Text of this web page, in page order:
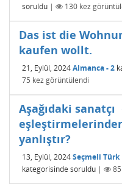
soruldu | 130 kez
Das ist die
kaufen wollt.
21, Eylül, 2024Almanca - 2
75 kez görüntülendi
Aşağıdaki sanatçı
yanlıştır?
13, Eylül, 2024Seçmeli Türk
kategorisinde soruldu | 85